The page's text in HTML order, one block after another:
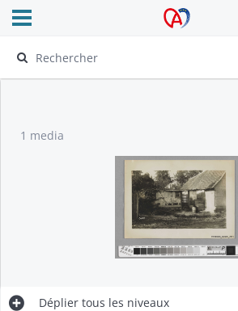
Archives Alsace -
Ouvrir le menu déroulant
1 media
Déplier tous les niveaux